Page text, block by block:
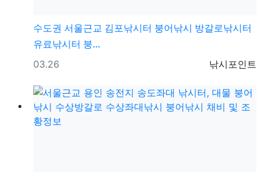
수도권 서울근교 김포낚시터 붕어낚시 방갈로낚시터
유료낚시터 붕…
등록자
낚시포인트
등록일
03.26